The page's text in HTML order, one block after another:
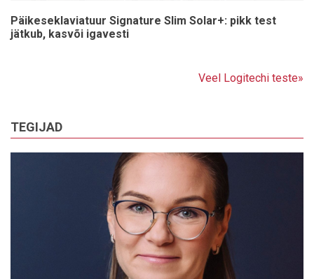
Päikeseklaviatuur Signature Slim Solar+: pikk test
jätkub, kasvõi igavesti
Veel Logitechi teste»
TEGIJAD